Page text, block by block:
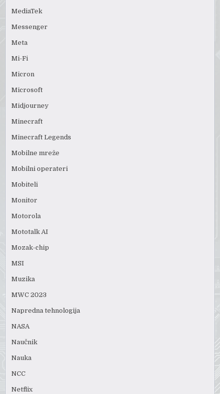
MediaTek
Messenger
Meta
Mi-Fi
Micron
Microsoft
Midjourney
Minecraft
Minecraft Legends
Mobilne mreže
Mobilni operateri
Mobiteli
Monitor
Motorola
Mototalk AI
Mozak-chip
MSI
Muzika
MWC 2023
Napredna tehnologija
NASA
Naučnik
Nauka
NCC
Netflix